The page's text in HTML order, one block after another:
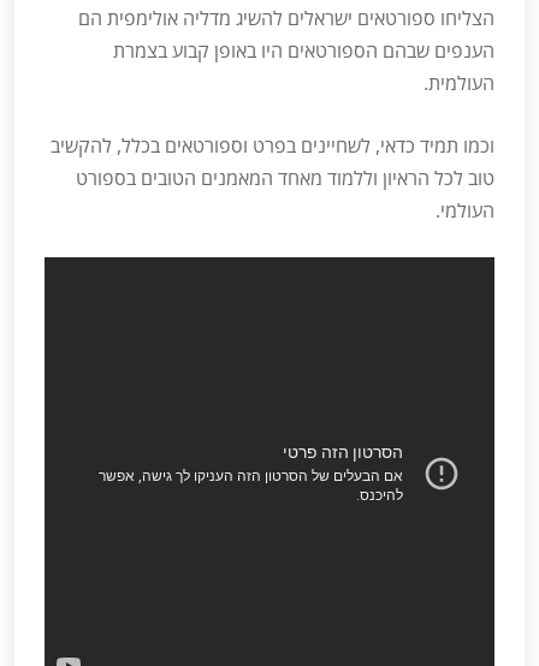
הצליחו ספורטאים ישראלים להשיג מדליה אולימפית הם
הענפים שבהם הספורטאים היו באופן קבוע בצמרת
העולמית.
וכמו תמיד כדאי, לשחיינים בפרט וספורטאים בכלל, להקשיב
טוב לכל הראיון וללמוד מאחד המאמנים הטובים בספורט
העולמי.